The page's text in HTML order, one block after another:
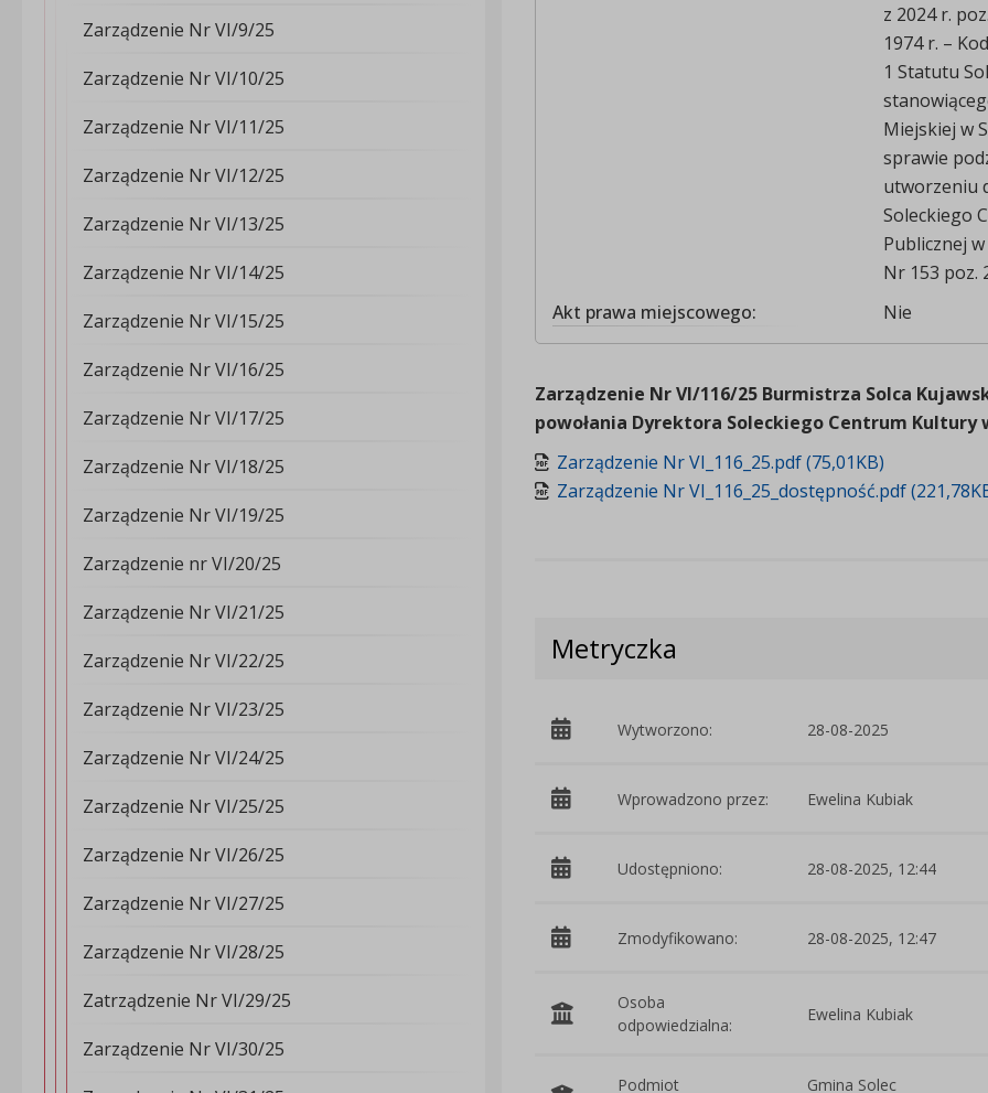
Zarządzenie Nr VI/9/25
Zarządzenie Nr VI/10/25
Zarządzenie Nr VI/11/25
Zarządzenie Nr VI/12/25
Zarządzenie Nr VI/13/25
Zarządzenie Nr VI/14/25
Zarządzenie Nr VI/15/25
Zarządzenie Nr VI/16/25
Zarządzenie Nr VI/17/25
Zarządzenie Nr VI/18/25
Zarządzenie Nr VI/19/25
Zarządzenie nr VI/20/25
Zarządzenie Nr VI/21/25
Zarządzenie Nr VI/22/25
Zarządzenie Nr VI/23/25
Zarządzenie Nr VI/24/25
Zarządzenie Nr VI/25/25
Zarządzenie Nr VI/26/25
Zarządzenie Nr VI/27/25
Zarządzenie Nr VI/28/25
Zatrządzenie Nr VI/29/25
Zarządzenie Nr VI/30/25
z 2024 r.
1974 r. –
1 Statutu
Miejskiej w
sprawie
utworzeniu
Soleckiego
Publicznej
Nr 153 poz.
Akt prawa miejscowego:
Nie
Zarządzenie Nr VI/116/25 Burmistrza Solca
powołania Dyrektora Soleckiego Centrum Kultury
Zarządzenie Nr VI_116_25.pdf (75,01KB)
Zarządzenie Nr VI_116_25_dostępność.pdf
Metryczka
Wytworzono: 28-08-2025
Wprowadzono przez: Ewelina Kubiak
Udostępniono: 28-08-2025, 12:44
Zmodyfikowano: 28-08-2025, 12:47
Osoba
odpowiedzialna:
Ewelina Kubiak
Podmiot
Gmina Solec